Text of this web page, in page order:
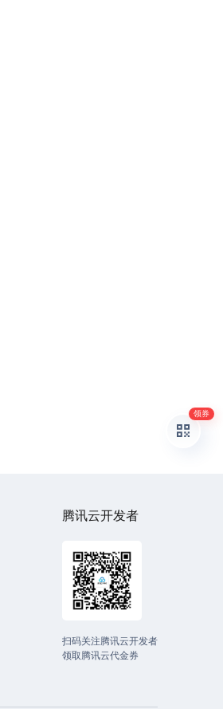
腾讯云开发者
扫码关注腾讯云开发者
领取腾讯云代金券
领券